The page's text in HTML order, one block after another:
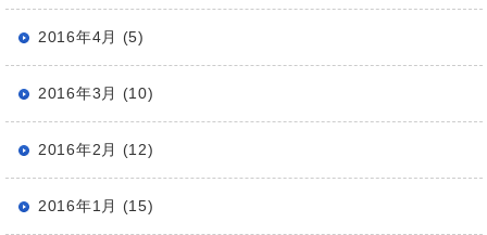
2016年4月 (5)
2016年3月 (10)
2016年2月 (12)
2016年1月 (15)